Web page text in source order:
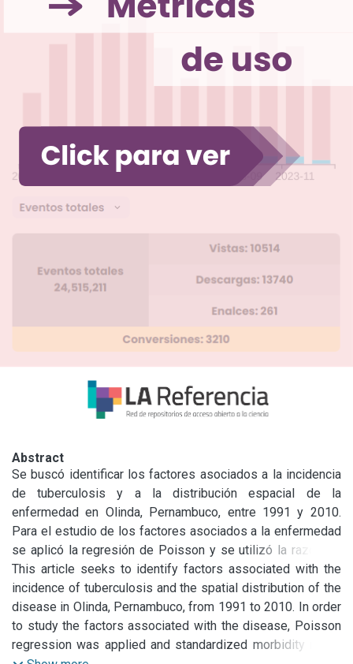
Abstract
Se buscó identificar los factores asociados a la incidencia
de tuberculosis y a la distribución espacial de la
enfermedad en Olinda, Pernambuco, entre 1991 y 2010.
Para el estudio de los factores asociados a la enfermedad
se aplicó la regresión de Poisson y se utilizó la razón de
morbilidad estandarizada para el análisis exploratorio
espacial. Si bien se observó una reducción en la incidencia
media de tuberculosis en Olinda, la tasa se mantiene alta
comparada con la media nacional. El mapeo por
quinquenios sugiere aumentos hasta 2005, con una caída
This article seeks to identify factors associated with the
incidence of tuberculosis and the spatial distribution of the
disease in Olinda, Pernambuco, from 1991 to 2010. In order
to study the factors associated with the disease, Poisson
regression was applied and standardized morbidity ratios